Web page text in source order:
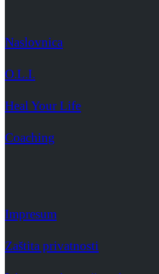
Naslovnica
O.L.I.
Heal Your Life
Coaching
Impresum
Zaštita privatnosti